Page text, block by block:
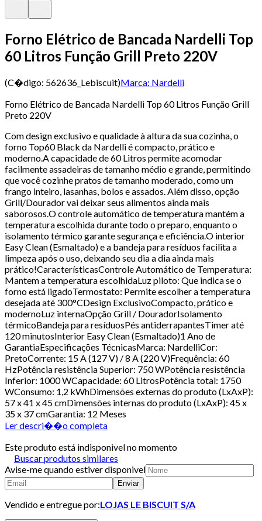
Forno Elétrico de Bancada Nardelli Top
60 Litros Função Grill Preto 220V
(C�digo: 562636_Lebiscuit)Marca: Nardelli
Forno Elétrico de Bancada Nardelli Top 60 Litros Função Grill
Preto 220V
Com design exclusivo e qualidade à altura da sua cozinha, o
forno Top60 Black da Nardelli é compacto, prático e
moderno.A capacidade de 60 Litros permite acomodar
facilmente assadeiras de tamanho médio e grande, permitindo
que você cozinhe pratos de tamanho moderado, como um
frango inteiro, lasanhas, bolos e assados. Além disso, opção
Grill/Dourador vai deixar seus alimentos ainda mais
saborosos.O controle automático de temperatura mantém a
temperatura escolhida durante todo o preparo, enquanto o
isolamento térmico garante segurança e eficiência.O interior
Easy Clean (Esmaltado) e a bandeja para resíduos facilita a
limpeza após o uso, deixando seu dia a dia ainda mais
prático!CaracterísticasControle Automático de Temperatura:
Mantem a temperatura escolhidaLuz piloto: Que indica se o
forno está ligadoTermostato: Permite escolher a temperatura
desejada até 300°CDesign ExclusivoCompacto, prático e
modernoLuz internaOpção Grill / DouradorIsolamento
térmicoBandeja para resíduosPés antiderrapantesTimer até
120 minutosInterior Easy Clean (Esmaltado)1 Ano de
GarantiaEspecificações TécnicasMarca: NardelliCor:
PretoCorrente: 15 A (127 V) / 8 A (220 V)Frequência: 60
HzPotência resistência Superior: 750 WPotência resistência
Inferior: 1000 WCapacidade: 60 LitrosPotência total: 1750
WConsumo: 1,2 kWhDimensões externas do produto (LxAxP):
57 x 41 x 45 cmDimensões internas do produto (LxAxP): 45 x
35 x 37 cmGarantia: 12 Meses
Ler descri��o completa
Este produto está indisponivel no momento
Buscar produtos similares
Avise-me quando estiver disponivel
Enviar
Vendido e entregue por:LOJAS LE BISCUIT S/A